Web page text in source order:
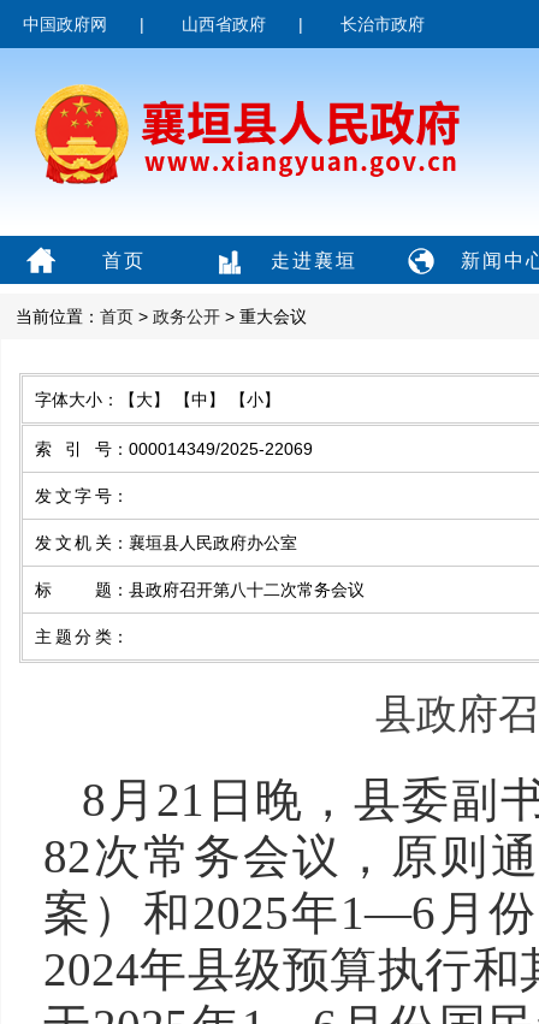
中国政府网 | 山西省政府 | 长治市政府
首页 走进襄垣 新闻中
当前位置： 首页 > 政务公开 > 重大会议
字体大小： 【大】 【中】 【小】
索引号 ： 000014349/2025-22069
发文字号 ：
发文机关 ： 襄垣县人民政府办公室
标题 ： 县政府召开第八十二次常务会议
主题分类 ：
县政府
8月21日晚，县委副
82次常务会议，原则
案）和2025年1—6月
2024年县级预算执行